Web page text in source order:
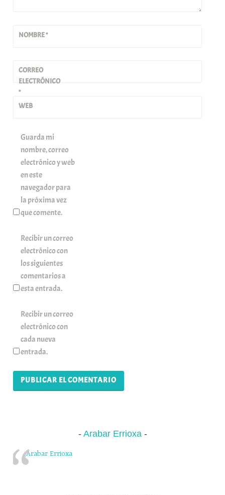
NOMBRE*
CORREO
ELECTRÓNICO
*
WEB
Guarda mi
nombre, correo
electrónico y web
en este
navegador para
la próxima vez
que comente.
Recibir un correo
electrónico con
los siguientes
comentarios a
esta entrada.
Recibir un correo
electrónico con
cada nueva
entrada.
Arabar Errioxa
Arabar Errioxa